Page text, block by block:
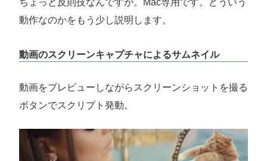
動作なのかをもう少し説明します。
動画のスクリーンキャプチャによるサムネイル
動画をプレビューしながらスクリーンショットを撮る
ボタンでスクリプト発動。